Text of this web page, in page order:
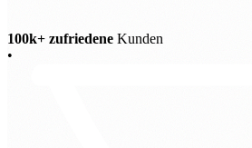
100k+ zufriedene Kunden
•